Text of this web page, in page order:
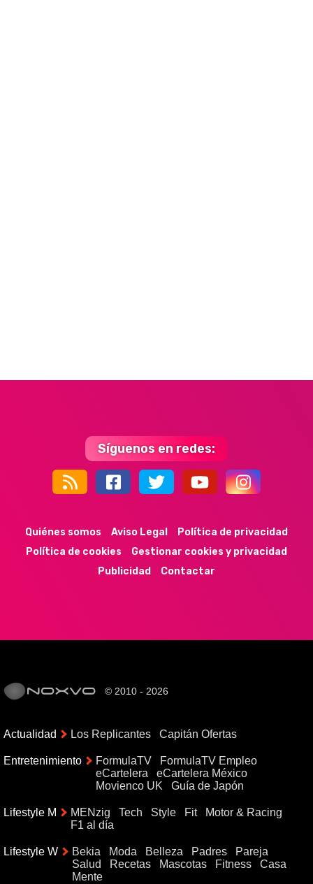
Síguenos en redes:
Quiénes somos Aviso Legal
Política de privacidad
Política de cookies
Gestionar cookies y privacidad
Publicidad
Contactar
© 2010 - 2026
Actualidad Los Replicantes Capitán Ofertas
Entretenimiento FormulaTV
FormulaTV Empleo
eCartelera
eCartelera México
Movienco UK
Guía de Japón
Lifestyle M MENzig Tech Style Fit
Motor & Racing
F1 al día
Lifestyle W Bekia Moda Belleza Padres
Pareja
Salud
Recetas Mascotas Fitness
Casa
Mente